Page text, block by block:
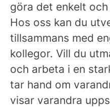
göra det enkelt
Hos oss kan du
tillsammans med
kollegor. Vill du
och arbeta i en
tar hand om
visar varandra